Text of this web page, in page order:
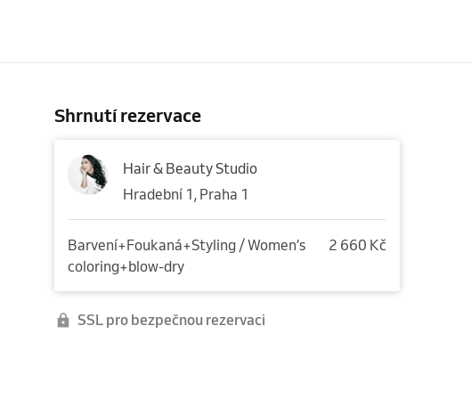
Shrnutí rezervace
Hair & Beauty Studio
Hradební 1, Praha 1
Barvení+Foukaná+Styling / Women’s
coloring+blow-dry
2 660 Kč
SSL pro bezpečnou rezervaci